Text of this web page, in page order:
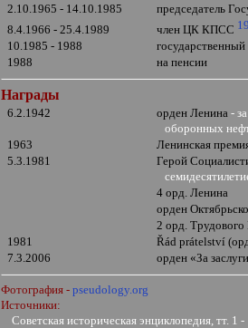
2.10.1965 - 14.10.1985
председатель
8.4.1966 - 25.4.1989
член ЦК КПСС
10.1985 - 1988
1988
на пенсии
Награды
6.2.1942 орден Ленина-
оборонных
1963
Ленинская
5.3.1981
Герой
4 орд. Ленина
орден
2 орд.
1981
Řád prátelství (
7.3.2006
орден«За
Фотография -pseudology.org
Источники:
Советская историческая энциклопедия, тт.